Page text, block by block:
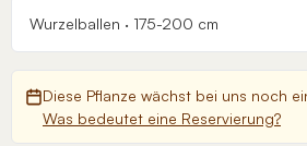
Wurzelballen · 175-200 cm
Diese Pflanze wächst bei uns noch
Was bedeutet eine Reservierung?